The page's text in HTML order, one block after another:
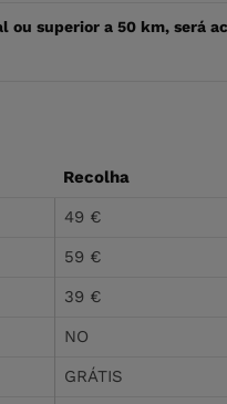
ou superior a 50 km, será
Recolha
49 €
59 €
39 €
NO
GRÁTIS